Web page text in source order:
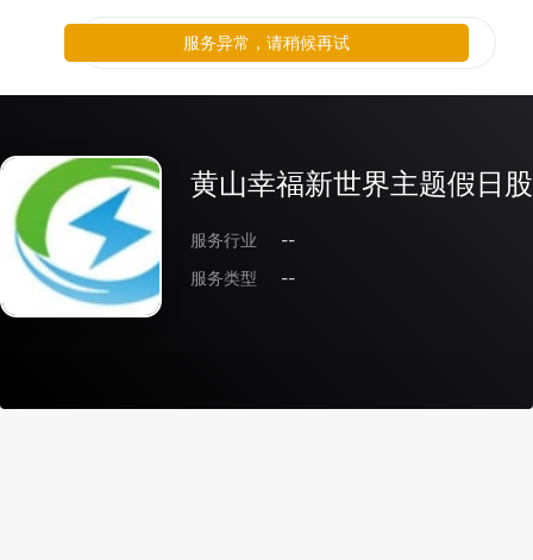
黄山幸福新世界主题假日
服务行业
--
服务类型
--
服务异常，请稍候再试